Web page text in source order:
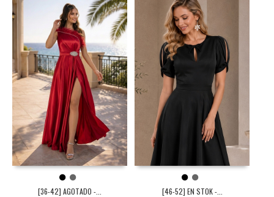
1 2
[36-42] AGOTADO -...
1 2
[46-52] EN STOK -...